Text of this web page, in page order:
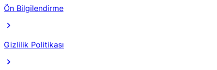
Ön Bilgilendirme
Gizlilik Politikası